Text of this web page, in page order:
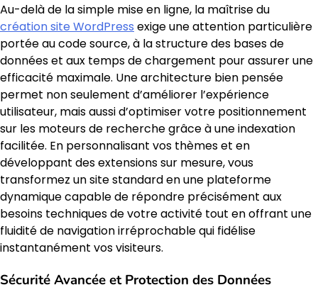
Au-delà de la simple mise en ligne, la maîtrise du
création site WordPress exige une attention particulière
portée au code source, à la structure des bases de
données et aux temps de chargement pour assurer une
efficacité maximale. Une architecture bien pensée
permet non seulement d’améliorer l’expérience
utilisateur, mais aussi d’optimiser votre positionnement
sur les moteurs de recherche grâce à une indexation
facilitée. En personnalisant vos thèmes et en
développant des extensions sur mesure, vous
transformez un site standard en une plateforme
dynamique capable de répondre précisément aux
besoins techniques de votre activité tout en offrant une
fluidité de navigation irréprochable qui fidélise
instantanément vos visiteurs.
Sécurité Avancée et Protection des Données